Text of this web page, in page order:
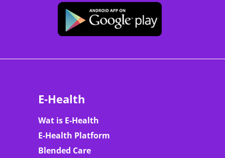
E-Health
Wat is E-Health
E-Health Platform
Blended Care